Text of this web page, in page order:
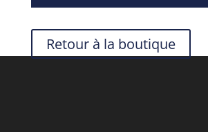
Retour à la boutique